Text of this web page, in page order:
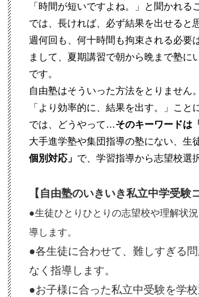
「時間が短いですよね。」と聞かれる
では、長ければ、必ず結果を出せると
週何回も、何十時間も拘束される必要
まして、夏期講習で朝から晩まで塾に
です。
自由塾はそういった方法をとりません。
「より効率的に、結果を出す。」こと
では、どうやって…そのキーワードは
大手進学塾や集団指導の塾にない、生
個別対応」 で、学習指導から志望校選
【自由塾のいきいき私立中学受験
●生徒ひとりひとりの志望校や理解状
導します。
●各生徒に合わせて、難しすぎる
なく指導します。
●お子様に合った私立中受験を学